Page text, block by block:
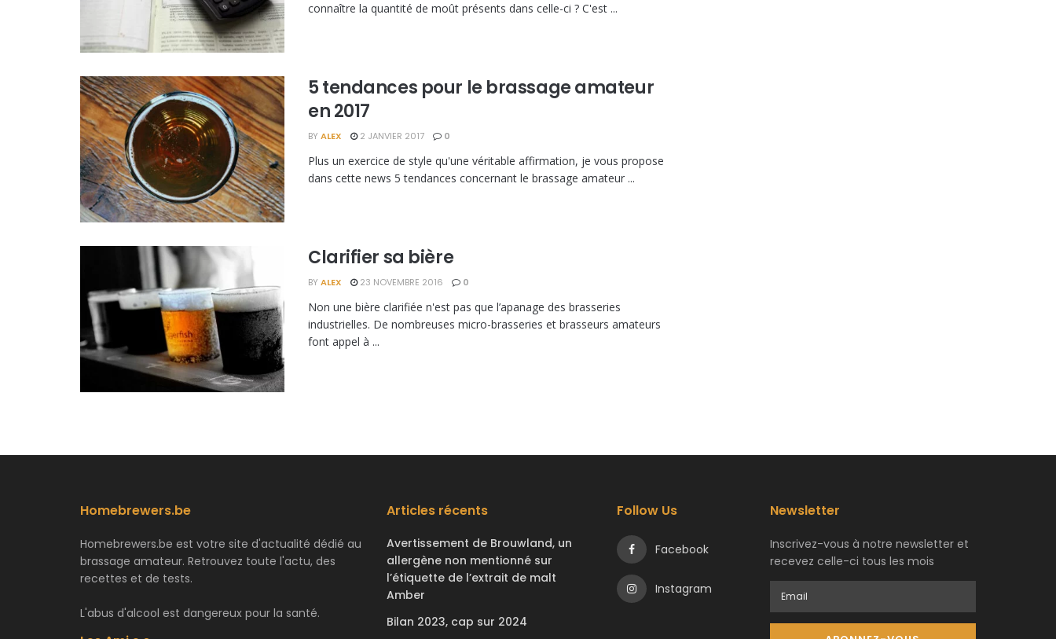
connaître la quantité de moût présents dans celle-ci ? C'est ...
5 tendances pour le brassage amateur
en 2017
BY ALEX 2 JANVIER 2017 0
Plus un exercice de style qu'une véritable affirmation, je vous propose
dans cette news 5 tendances concernant le brassage amateur ...
Clarifier sa bière
BY ALEX 23 NOVEMBRE 2016 0
Non une bière clarifiée n'est pas que l’apanage des brasseries
industrielles. De nombreuses micro-brasseries et brasseurs amateurs
font appel à ...
Homebrewers.be
Homebrewers.be est votre site d'actualité dédié au
brassage amateur. Retrouvez toute l'actu, des
recettes et de tests.
L'abus d'alcool est dangereux pour la santé.
Articles récents
Avertissement de Brouwland, un
allergène non mentionné sur
l’étiquette de l’extrait de malt
Amber
Bilan 2023, cap sur 2024
Follow Us
Facebook
Instagram
Newsletter
Inscrivez-vous à notre newsletter et
recevez celle-ci tous les mois